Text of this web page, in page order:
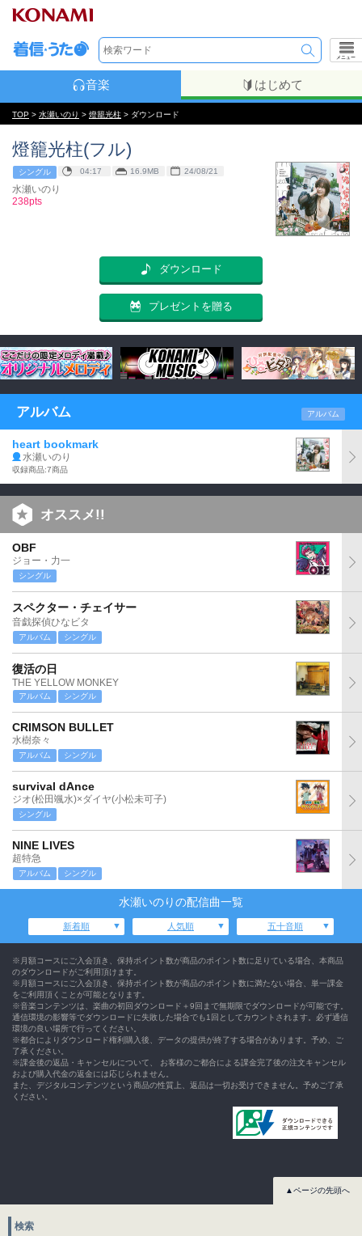
メニュー
音楽 はじめて
TOP > 水瀬いのり > 燈籠光柱 > ダウンロード
燈籠光柱(フル)
シングル 04:17 16.9MB 24/08/21
水瀬いのり
238pts
ダウンロード
プレゼントを贈る
アルバム アルバム
heart bookmark
水瀬いのり
収録商品:7商品
オススメ!!
OBF
ジョー・力一
シングル
スペクター・チェイサー
音戯探偵ひなビタ
アルバム シングル
復活の日
THE YELLOW MONKEY
アルバム シングル
CRIMSON BULLET
水樹奈々
アルバム シングル
survival dAnce
ジオ(松田颯水)×ダイヤ(小松未可子)
シングル
NINE LIVES
超特急
アルバム シングル
水瀬いのりの配信曲一覧
新着順 人気順 五十音順
※月額コースにご入会頂き、保持ポイント数が商品のポイント数に足りている場合、本商品
のダウンロードがご利用頂けます。
※月額コースにご入会頂き、保持ポイント数が商品のポイント数に満たない場合、単一課金
をご利用頂くことが可能となります。
※音楽コンテンツは、楽曲の初回ダウンロード＋9回まで無期限でダウンロードが可能です。
通信環境の影響等でダウンロードに失敗した場合でも1回としてカウントされます。必ず通信
環境の良い場所で行ってください。
※都合によりダウンロード権利購入後、データの提供が終了する場合があります。予め、ご
了承ください。
※課金後の返品・キャンセルについて、 お客様のご都合による課金完了後の注文キャンセル
および購入代金の返金には応じられません。
また、デジタルコンテンツという商品の性質上、返品は一切お受けできません。予めご了承
ください。
▲ページの先頭へ
検索